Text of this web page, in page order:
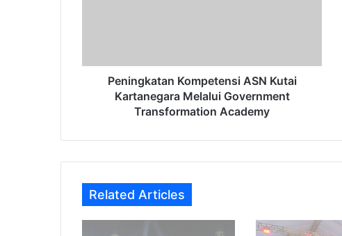
Academy
Peningkatan Kompetensi ASN Kutai
Kartanegara Melalui Government
Transformation Academy
Related Articles